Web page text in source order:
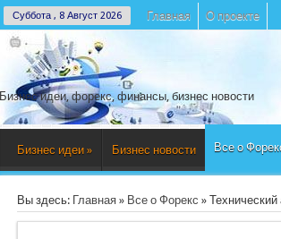
Суббота , 8 Август 2026 Главная О проекте
Бизнес идеи, форекс, финансы, бизнес новости
Бизнес идеи » Бизнес новости Все о
Вы здесь: Главная» Все о Форекс »